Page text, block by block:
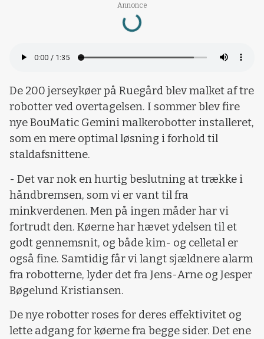
Annonce
Loading...
De 200 jerseykøer på Ruegård blev malket af tre
robotter ved overtagelsen. I sommer blev fire
nye BouMatic Gemini malkerobotter installeret,
som en mere optimal løsning i forhold til
staldafsnittene.
- Det var nok en hurtig beslutning at trække i
håndbremsen, som vi er vant til fra
minkverdenen. Men på ingen måder har vi
fortrudt den. Køerne har hævet ydelsen til et
godt gennemsnit, og både kim- og celletal er
også fine. Samtidig får vi langt sjældnere alarm
fra robotterne, lyder det fra Jens-Arne og Jesper
Bøgelund Kristiansen.
De nye robotter roses for deres effektivitet og
lette adgang for køerne fra begge sider. Det ene